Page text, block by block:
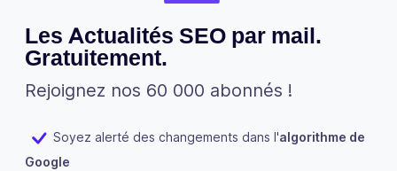
Les Actualités SEO par mail.
Gratuitement.
Rejoignez nos 60 000 abonnés !
Soyez alerté des changements dans l'algorithme de
Google